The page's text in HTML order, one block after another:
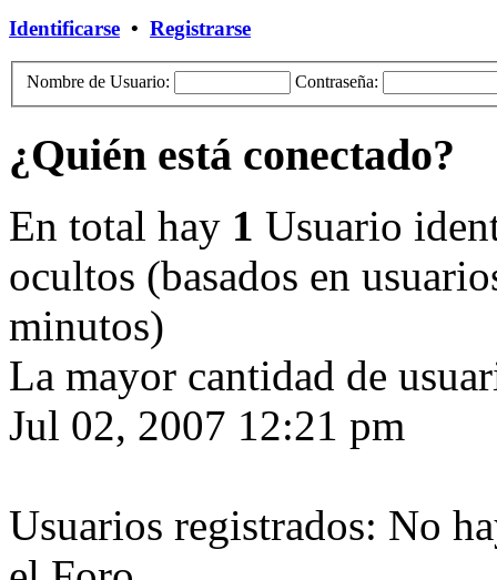
Identificarse • Registrarse
Nombre de Usuario: Contraseña:
¿Quién está conectado?
En total hay 1 Usuario
ocultos (basados en
minutos)
La mayor cantidad de
Jul 02, 2007 12:21 pm
Usuarios registrados: No